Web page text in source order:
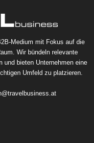
Medium mit Fokus auf die
Wir bündeln relevante
und bieten Unternehmen eine
Umfeld zu platzieren.